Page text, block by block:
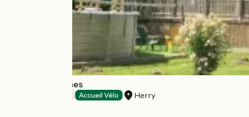
Autour des Vignes
Accueil Vélo Herry